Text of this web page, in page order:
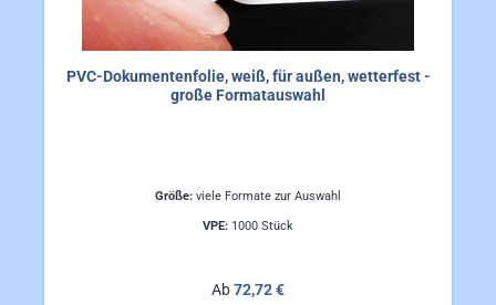
PVC-Dokumentenfolie, weiß, für außen, wetterfest -
große Formatauswahl
Größe: viele Formate zur Auswahl
VPE: 1000 Stück
Regulärer Preis:
Ab72,72 €